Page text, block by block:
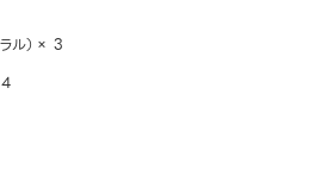
ラル）× 3